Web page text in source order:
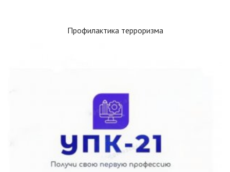
Профилактика терроризма